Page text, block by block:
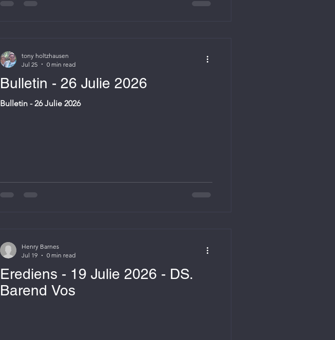
Bulletin - 26 Julie 2026
Bulletin - 26 Julie 2026
tony holtzhausen
Jul 25
0 min read
Erediens - 19 Julie 2026 - DS.
Barend Vos
Henry Barnes
Jul 19
0 min read